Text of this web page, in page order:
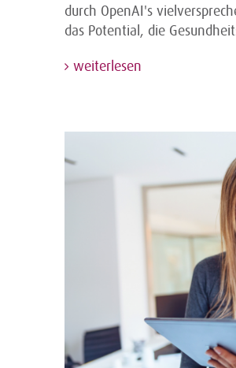
durch OpenAI's
das Potential, die
weiterlesen